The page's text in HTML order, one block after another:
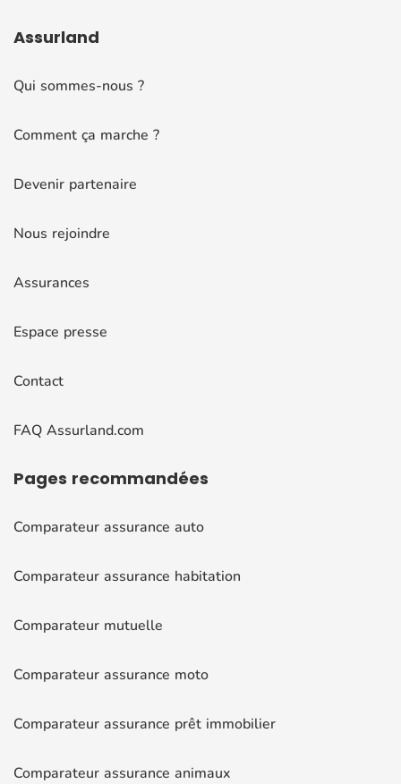
Assurland
Qui sommes-nous ?
Comment ça marche ?
Devenir partenaire
Nous rejoindre
Assurances
Espace presse
Contact
FAQ Assurland.com
Pages recommandées
Comparateur assurance auto
Comparateur assurance habitation
Comparateur mutuelle
Comparateur assurance moto
Comparateur assurance prêt immobilier
Comparateur assurance animaux